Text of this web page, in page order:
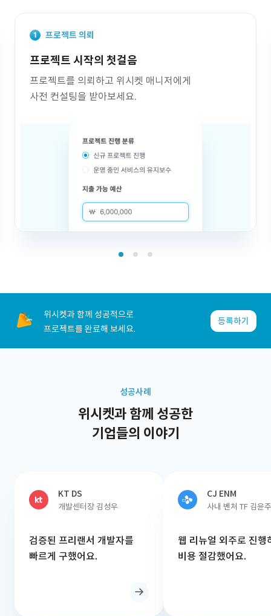
프로젝트 의뢰
프로젝트 시작의 첫걸음
프로젝트를 의뢰하고 위시켓 매니저에게
사전 컨설팅을 받아보세요.
위시켓과 함께 성공적으로
프로젝트를 완료해 보세요.
등록하기
성공사례
위시켓과 함께 성공한
기업들의 이야기
KT DS
개발센터장 김성우
검증된 프리랜서 개발자를
빠르게 구했어요.
CJ ENM
사내 벤처 TF 김윤주
웹 리뉴얼 외주로 진행
비용 절감했어요.